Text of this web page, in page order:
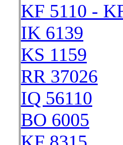
KF 5110 -
IK 6139
KS 1159
RR 37026
IQ 56110
BO 6005